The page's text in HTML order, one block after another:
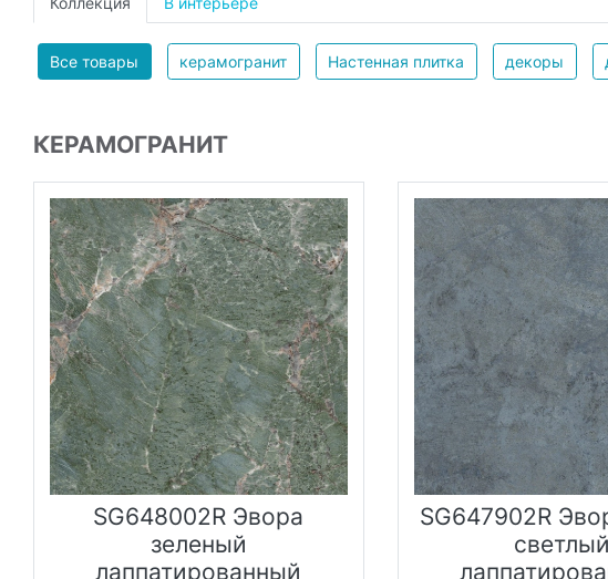
Все товары керамогранит Настенная плитка декоры
КЕРАМОГРАНИТ
SG648002R Эвора
зеленый
лаппатированный
SG647902R
светлый